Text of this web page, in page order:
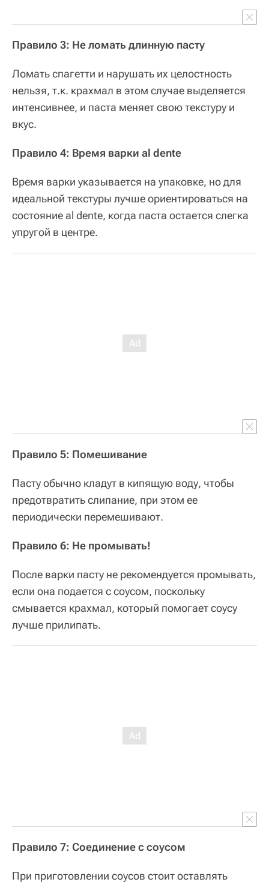
Правило 3: Не ломать длинную пасту
Ломать спагетти и нарушать их целостность
нельзя, т.к. крахмал в этом случае выделяется
интенсивнее, и паста меняет свою текстуру и
вкус.
Правило 4: Время варки al dente
Время варки указывается на упаковке, но для
идеальной текстуры лучше ориентироваться на
состояние al dente, когда паста остается слегка
упругой в центре.
Правило 5: Помешивание
Пасту обычно кладут в кипящую воду, чтобы
предотвратить слипание, при этом ее
периодически перемешивают.
Правило 6: Не промывать!
После варки пасту не рекомендуется промывать,
если она подается с соусом, поскольку
смывается крахмал, который помогает соусу
лучше прилипать.
Правило 7: Соединение с соусом
При приготовлении соусов стоит оставлять